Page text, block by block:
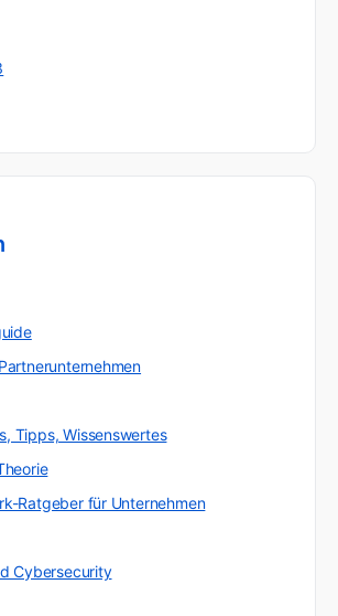
Tipps, Wissenswertes
Ratgeber für Unternehmen
Cybersecurity